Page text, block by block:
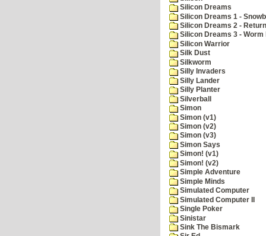
Silicon Dreams
Silicon Dreams 1 -
Silicon Dreams 2 -
Silicon Dreams 3 - Worm
Silicon Warrior
Silk Dust
Silkworm
Silly Invaders
Silly Lander
Silly Planter
Silverball
Simon
Simon (v1)
Simon (v2)
Simon (v3)
Simon Says
Simon! (v1)
Simon! (v2)
Simple Adventure
Simple Minds
Simulated Computer
Simulated Computer II
Single Poker
Sinistar
Sink The Bismark